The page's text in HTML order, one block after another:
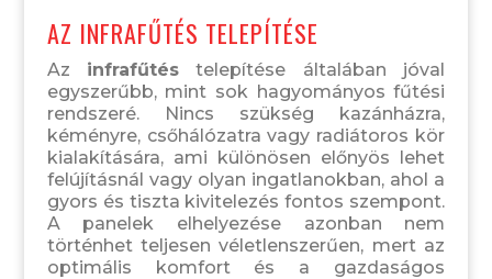
AZ INFRAFŰTÉS TELEPÍTÉSE
Az infrafűtés telepítése általában jóval
egyszerűbb, mint sok hagyományos fűtési
rendszeré. Nincs szükség kazánházra,
kéményre, csőhálózatra vagy radiátoros kör
kialakítására, ami különösen előnyös lehet
felújításnál vagy olyan ingatlanokban, ahol a
gyors és tiszta kivitelezés fontos szempont.
A panelek elhelyezése azonban nem
történhet teljesen véletlenszerűen, mert az
optimális komfort és a gazdaságos